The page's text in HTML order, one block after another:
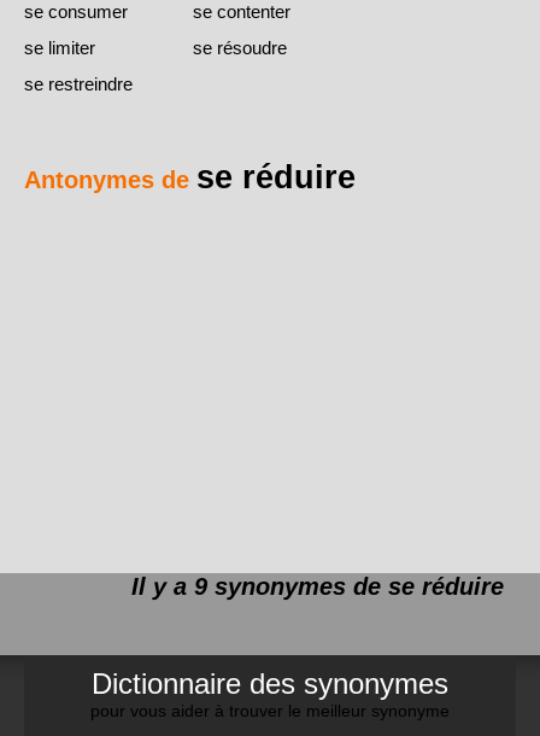
se consumer
se contenter
se limiter
se résoudre
se restreindre
Antonymes de se réduire
Il y a 9 synonymes de se réduire
Dictionnaire des synonymes
pour vous aider à trouver le meilleur synonyme